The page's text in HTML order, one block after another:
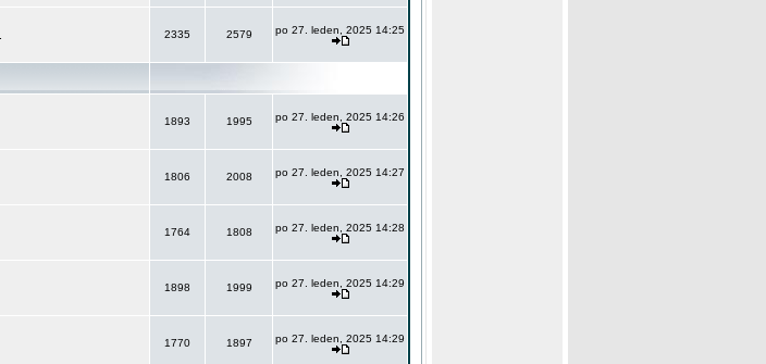
2335 2579 po 27. leden, 2025 14:25
1893 1995 po 27. leden, 2025 14:26
1806 2008 po 27. leden, 2025 14:27
1764 1808 po 27. leden, 2025 14:28
1898 1999 po 27. leden, 2025 14:29
1770 1897 po 27. leden, 2025 14:29